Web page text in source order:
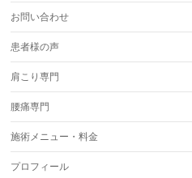
お問い合わせ
患者様の声
肩こり専門
腰痛専門
施術メニュー・料金
プロフィール